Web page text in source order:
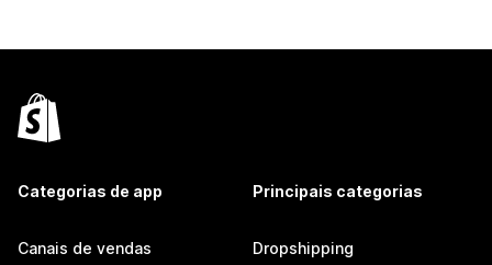
Categorias de app
Canais de vendas
Principais categorias
Dropshipping